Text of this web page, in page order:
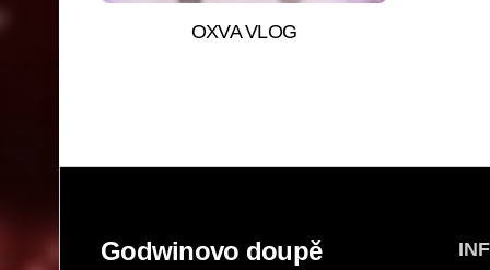
OXVA VLOG
Godwinovo doupě